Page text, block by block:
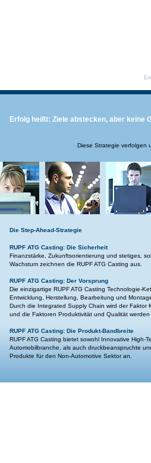
Erfolg heißt: Ziele abstecken, aber keine
Diese Strategie verfolgen
Die Step-Ahead-Strategie
RUPF ATG Casting: Die Sicherheit
Finanzstärke, Zukunftsorientierung und stetiges,
Wachstum zeichnen die RUPF ATG Casting aus.
RUPF ATG Casting: Der Vorsprung
Die einzigartige RUPF ATG Casting Technologie-
Entwicklung, Herstellung, Bearbeitung und
Durch die Integrated Supply Chain wird der Faktor
und die Faktoren Produktivität und Qualität
RUPF ATG Casting: Die Produkt-Bandbreite
RUPF ATG Casting bietet sowohl Innovative High-
Automobilbranche, als auch druckbeanspruchte
Produkte für den Non-Automotive Sektor an.